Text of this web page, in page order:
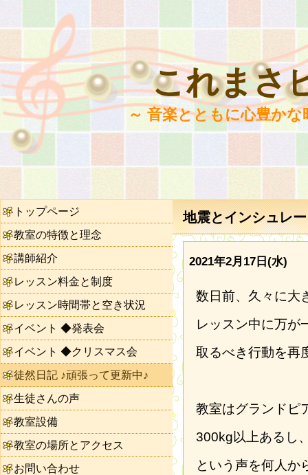
これまさ
～ 音楽とともに心豊か
地震とインシュレ
2021年2月17日(水)
数日前、久々に大
レッスン中に万が
取るべき行動を再
教室はグランドピ
300kg以上あるし
という声を何人か
トップページ
教室の特徴と理念
講師紹介
レッスン料金と制度
レッスン時間帯と空き状況
イベント ◆発表会
イベント ◆クリスマス会
徒然日記 ♪頑張って更新中♪
生徒さんの声
教室設備
教室の場所とアクセス
お問い合わせ